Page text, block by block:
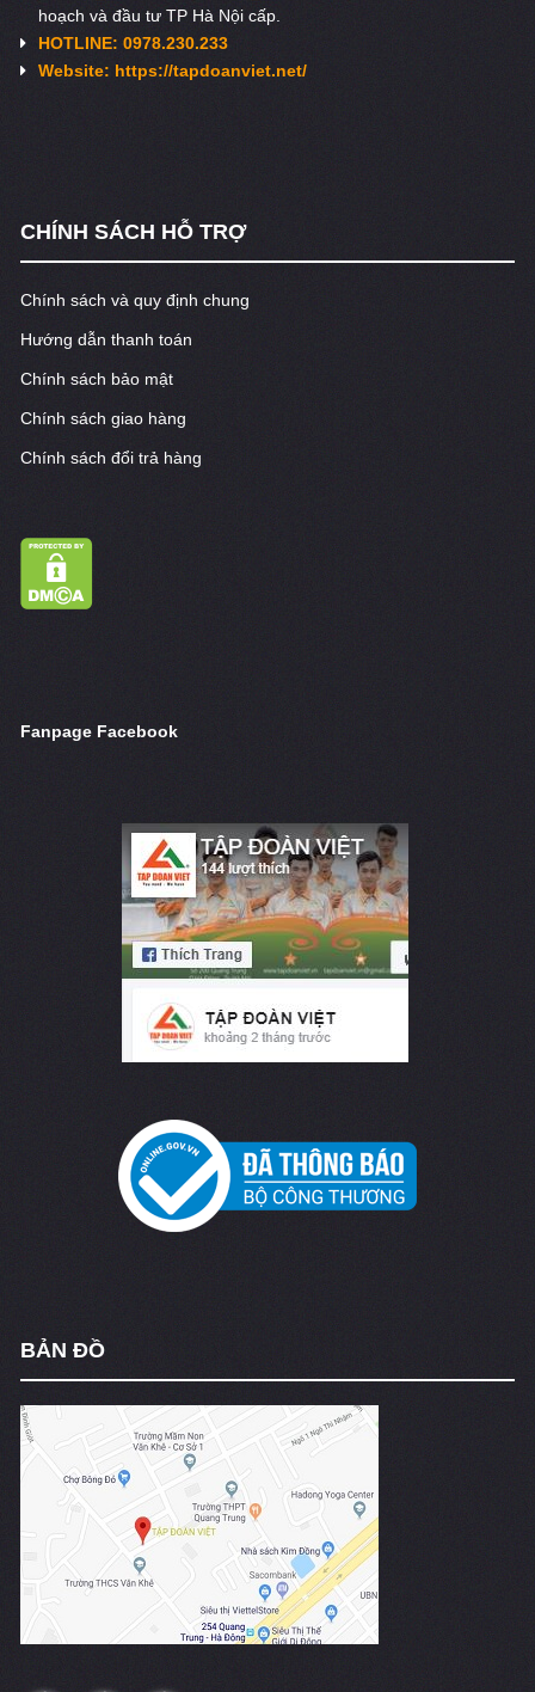
hoạch và đầu tư TP Hà Nội cấp.
HOTLINE: 0978.230.233
Website: https://tapdoanviet.net/
CHÍNH SÁCH HỖ TRỢ
Chính sách và quy định chung
Hướng dẫn thanh toán
Chính sách bảo mật
Chính sách giao hàng
Chính sách đổi trả hàng
Fanpage Facebook
BẢN ĐỒ